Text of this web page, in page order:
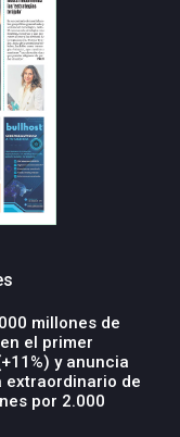
millones de
el primer
y anuncia
extraordinario de
por 2.000